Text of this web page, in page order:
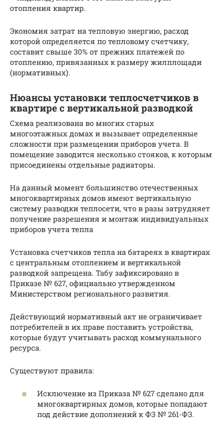
отопления квартир.
Экономия затрат на тепловую энергию, расход
которой определяется по тепловому счетчику,
составит свыше 30% от прежних платежей по
отоплению, привязанных к размеру жилплощади
(нормативных).
Нюансы установки теплосчетчиков в
квартире с вертикальной разводкой
Схема реализована во многих старых
многоэтажных домах и вызывает определенные
сложности при размещении приборов учета. В
помещение заводится несколько стояков, к которым
присоединены отдельные радиаторы.
На данный момент большинство отечественных
многоквартирных домов имеют вертикальную
систему разводки теплосети, что в разы затрудняет
получение разрешения и монтаж индивидуальных
приборов учета тепла
Установка счетчиков тепла на батареях в квартирах
с центральным отоплением и вертикальной
разводкой запрещена. Табу зафиксировано в
Приказе № 627, официально утвержденном
Министерством регионального развития.
Действующий нормативный акт не ограничивает
потребителей в их праве поставить устройства,
которые будут учитывать расход коммунального
ресурса.
Существуют правила:
Исключение из Приказа № 627 сделано для
многоквартирных домов, которые попадают
под действие дополнений к ФЗ № 261-ФЗ.